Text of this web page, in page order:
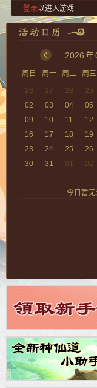
登录以进入游戏
2026年
周日 周一 周二 周三
26
27 28 29
02
03 04 05
09
10 11 12
16
17 18 19
23
24 25 26
30
31 01 02
今日暂